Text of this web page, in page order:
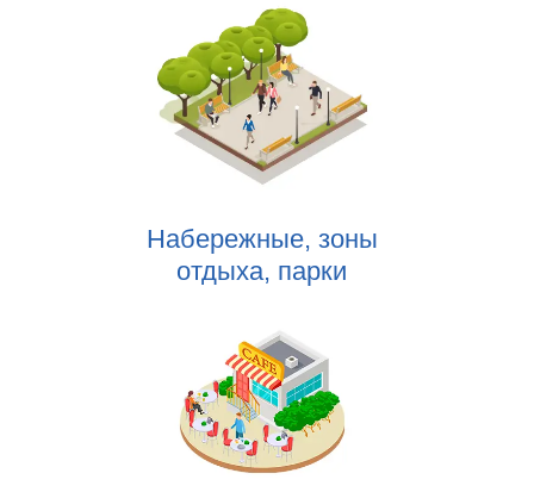
Набережные, зоны
отдыха, парки